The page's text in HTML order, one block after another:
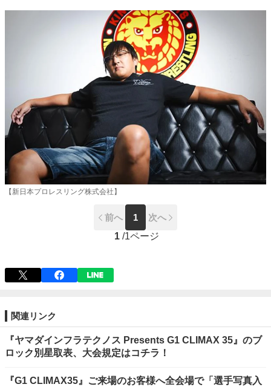
【新日本プロレスリング株式会社】
前へ 1
次へ
1 /1ページ
関連リンク
『ヤマダインフラテクノス Presents G1 CLIMAX 35』のブ
ロック別星取表、大会規定はコチラ！
『G1 CLIMAX35』ご来場のお客様へ全会場で「選手写真入